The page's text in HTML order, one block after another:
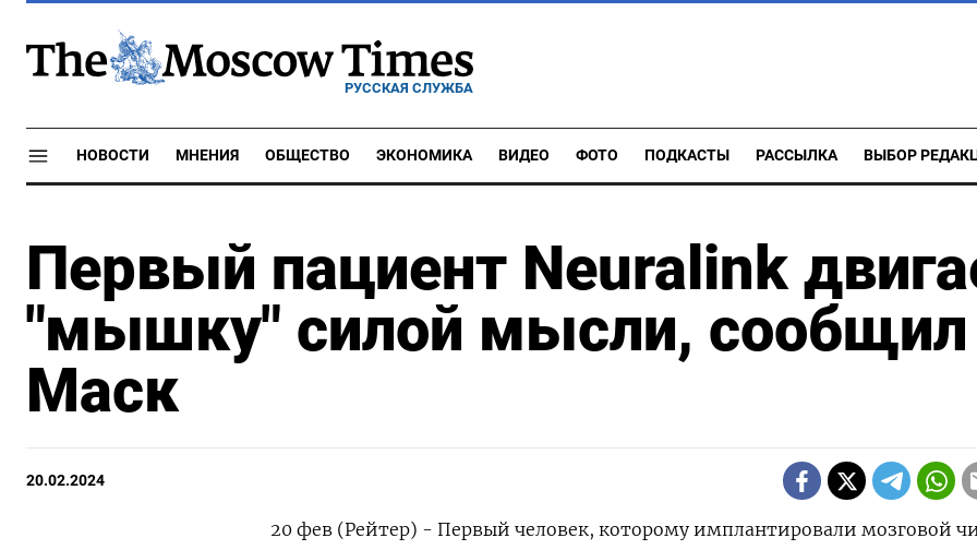
РУССКАЯ СЛУЖБА
НОВОСТИ МНЕНИЯ ОБЩЕСТВО ЭКОНОМИКА ВИДЕО ФОТО ПОДКАСТЫ РАССЫЛКА ВЫБОР
Первый пациент Neuralink
"мышку" силой мысли, сообщил
Маск
20.02.2024
20 фев (Рейтер) - Первый человек, которому имплантировали мозговой